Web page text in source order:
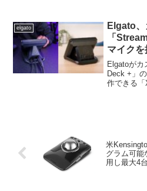
elgato
Elgato
「
マイクを
Dock」
きるSD
「USB
Elgatoがカ
Deck +」
作できる「
米
グラム可能
用し最大4